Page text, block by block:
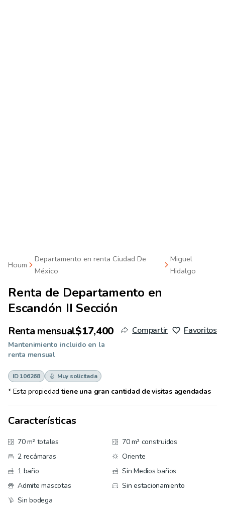
Houm
Departamento en renta Ciudad De
México
Miguel
Hidalgo
Renta de Departamento en
Escandón II Sección
Renta mensual$17,400
Mantenimiento incluido en la
renta mensual
Compartir Favoritos
ID 106268 Muy solicitada
* Esta propiedadtiene una gran cantidad de visitas agendadas
Características
70 m² totales
70 m² construidos
2 recámaras
Oriente
1 baño
Sin Medios baños
Admite mascotas
Sin estacionamiento
Sin bodega